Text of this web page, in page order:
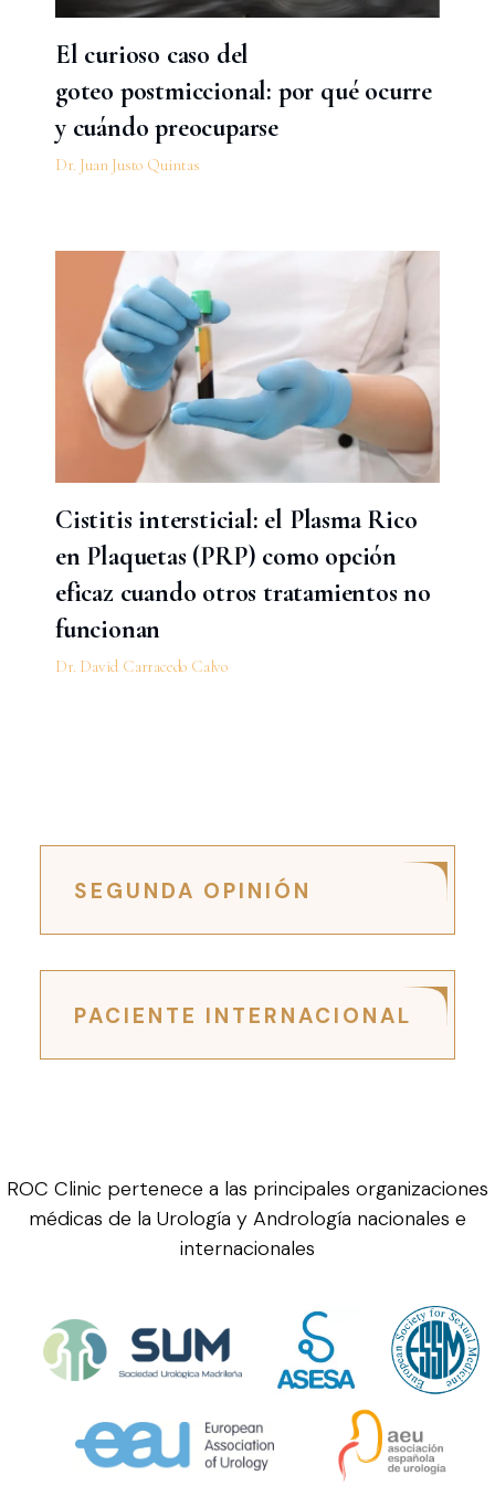
El curioso caso del
goteo postmiccional: por qué ocurre
y cuándo preocuparse
Dr. Juan Justo Quintas
Cistitis intersticial: el Plasma Rico
en Plaquetas (PRP) como opción
eficaz cuando otros tratamientos no
funcionan
Dr. David Carracedo Calvo
SEGUNDA OPINIÓN
PACIENTE INTERNACIONAL
ROC Clinic pertenece a las principales organizaciones
médicas de la Urología y Andrología nacionales e
internacionales